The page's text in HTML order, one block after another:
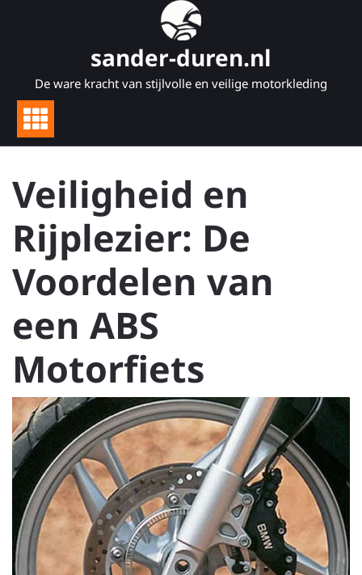
sander-duren.nl
De ware kracht van stijlvolle en veilige motorkleding
Veiligheid en
Rijplezier: De
Voordelen van
een ABS
Motorfiets